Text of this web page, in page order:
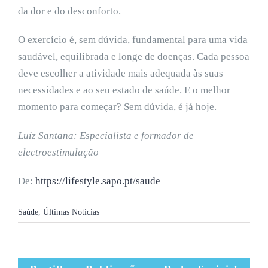
da dor e do desconforto.
O exercício é, sem dúvida, fundamental para uma vida
saudável, equilibrada e longe de doenças. Cada pessoa
deve escolher a atividade mais adequada às suas
necessidades e ao seu estado de saúde. E o melhor
momento para começar? Sem dúvida, é já hoje.
Luíz Santana: Especialista e formador de
electroestimulação
De: https://lifestyle.sapo.pt/saude
Saúde Últimas Notícias